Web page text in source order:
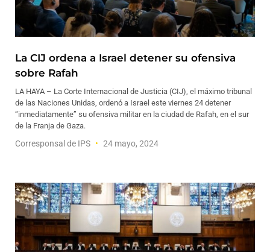
La CIJ ordena a Israel detener su ofensiva
sobre Rafah
LA HAYA – La Corte Internacional de Justicia (CIJ), el máximo tribunal
de las Naciones Unidas, ordenó a Israel este viernes 24 detener
“inmediatamente” su ofensiva militar en la ciudad de Rafah, en el sur
de la Franja de Gaza.
Corresponsal de IPS 24 mayo, 2024